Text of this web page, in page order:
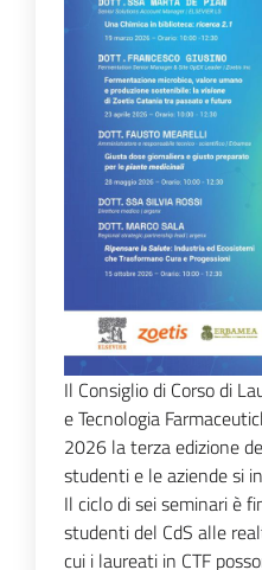
Il Consiglio di Corso di
e Tecnologia
2026 la terza edizione
studenti e le aziende si
Il ciclo di sei seminari è
studenti del CdS alle
cui i laureati in CTF